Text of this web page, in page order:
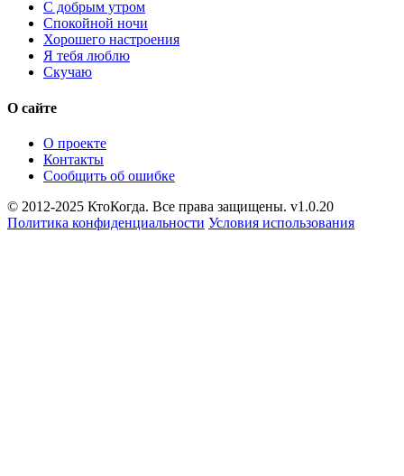
С добрым утром
Спокойной ночи
Хорошего настроения
Я тебя люблю
Скучаю
О сайте
О проекте
Контакты
Сообщить об ошибке
© 2012-2025 КтоКогда. Все права защищены. v1.0.20
Политика конфиденциальности Условия использования